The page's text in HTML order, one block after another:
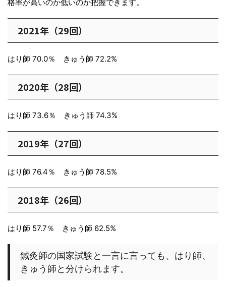
格率が高いのか低いのか把握できます。
2021年（29回）
はり師 70.0％ きゅう師 72.2%
2020年（28回）
はり師 73.6％ きゅう師 74.3%
2019年（27回）
はり師 76.4％ きゅう師 78.5%
2018年（26回）
はり師 57.7％ きゅう師 62.5%
鍼灸師の国家試験と一言に言っても、はり師、
きゅう師と分けられます。